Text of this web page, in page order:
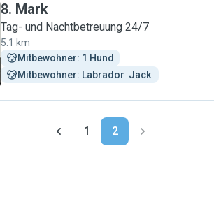
8. Mark
Tag- und Nachtbetreuung 24/7
5.1 km
Mitbewohner: 1 Hund
Mitbewohner: Labrador  Jack
1 2